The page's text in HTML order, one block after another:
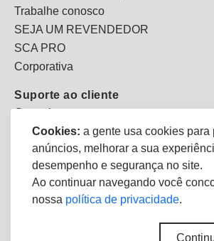
Trabalhe conosco
SEJA UM REVENDEDOR
SCA PRO
Corporativa
Suporte ao cliente
Guia de cuidados
Guia de materiais
Política
Privacidade
Cookies: a gente usa cookies para
anúncios, melhorar a sua
desempenho e segurança no site.
Ao continuar navegando você
nossa política de privacidade.